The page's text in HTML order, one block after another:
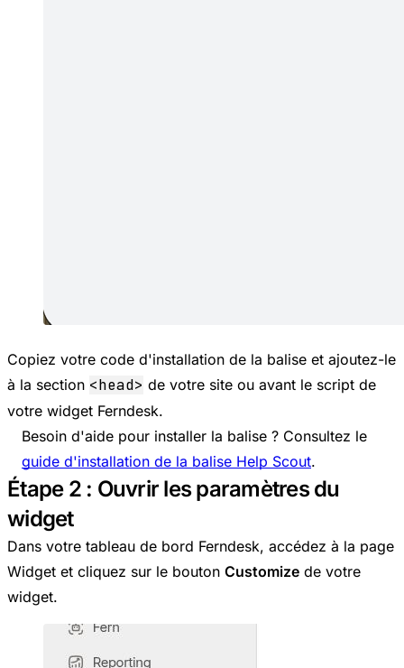
Copiez votre code d'installation de la balise et ajoutez-le
à la section <head> de votre site ou avant le script de
votre widget Ferndesk.
Besoin d'aide pour installer la balise ? Consultez le
guide d'installation de la balise Help Scout.
Étape 2 : Ouvrir les paramètres du
widget
Dans votre tableau de bord Ferndesk, accédez à la page
Widget et cliquez sur le bouton Customize de votre
widget.